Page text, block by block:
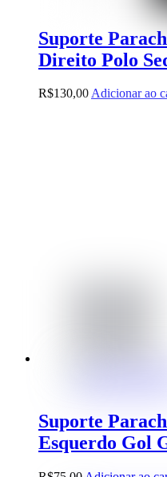
Suporte
Direito Polo
R$130,00Adicionar ao
Suporte
Esquerdo Gol